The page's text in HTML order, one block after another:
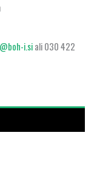
i.siali 030 422